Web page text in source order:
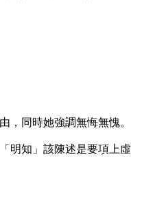
，同時她強調無悔無愧。
明知」該陳述是要項上虛